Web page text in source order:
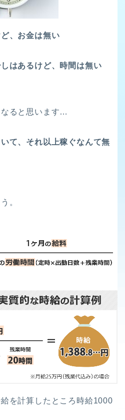
、お金は無い
はあるけど、時間は無い
ると思います…
て、それ以上稼ぐなんて無
。
を計算したところ時給1000